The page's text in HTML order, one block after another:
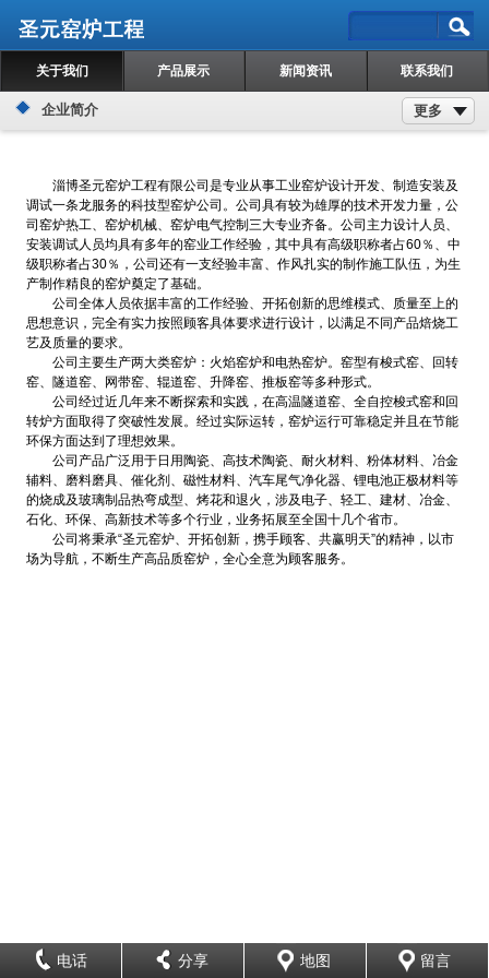
关于我们 产品展示 新闻资讯 联系我们
企业简介 更多
淄博圣元窑炉工程有限公司是专业从事工业窑炉设计开发、制造安装及
调试一条龙服务的科技型窑炉公司。公司具有较为雄厚的技术开发力量，公
司窑炉热工、窑炉机械、窑炉电气控制三大专业齐备。公司主力设计人员、
安装调试人员均具有多年的窑业工作经验，其中具有高级职称者占60％、中
级职称者占30％，公司还有一支经验丰富、作风扎实的制作施工队伍，为生
产制作精良的窑炉奠定了基础。
公司全体人员依据丰富的工作经验、开拓创新的思维模式、质量至上的
思想意识，完全有实力按照顾客具体要求进行设计，以满足不同产品焙烧工
艺及质量的要求。
公司主要生产两大类窑炉：火焰窑炉和电热窑炉。窑型有梭式窑、回转
窑、隧道窑、网带窑、辊道窑、升降窑、推板窑等多种形式。
公司经过近几年来不断探索和实践，在高温隧道窑、全自控梭式窑和回
转炉方面取得了突破性发展。经过实际运转，窑炉运行可靠稳定并且在节能
环保方面达到了理想效果。
公司产品广泛用于日用陶瓷、高技术陶瓷、耐火材料、粉体材料、冶金
辅料、磨料磨具、催化剂、磁性材料、汽车尾气净化器、锂电池正极材料等
的烧成及玻璃制品热弯成型、烤花和退火，涉及电子、轻工、建材、冶金、
石化、环保、高新技术等多个行业，业务拓展至全国十几个省市。
公司将秉承“圣元窑炉、开拓创新，携手顾客、共赢明天”的精神，以市
场为导航，不断生产高品质窑炉，全心全意为顾客服务。
电话 分享 地图 留言